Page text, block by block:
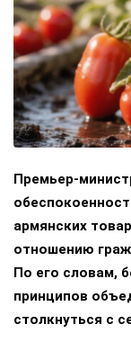
Премьер-
армянских
отношению
По его словам,
принципов
столкнуться с